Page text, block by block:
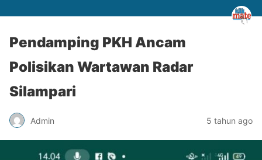
Pendamping PKH Ancam
Polisikan Wartawan Radar
Silampari
Admin 5 tahun ago